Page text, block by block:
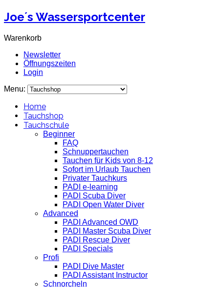
Joe´s Wassersportcenter
Warenkorb
Newsletter
Öffnungszeiten
Login
Menu:
Home
Tauchshop
Tauchschule
Beginner
FAQ
Schnuppertauchen
Tauchen für Kids von 8-12
Sofort im Urlaub Tauchen
Privater Tauchkurs
PADI e-learning
PADI Scuba Diver
PADI Open Water Diver
Advanced
PADI Advanced OWD
PADI Master Scuba Diver
PADI Rescue Diver
PADI Specials
Profi
PADI Dive Master
PADI Assistant Instructor
Schnorcheln